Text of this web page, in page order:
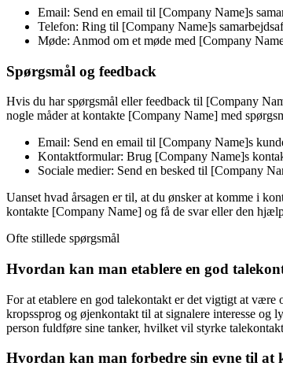
Email: Send en email til [Company Name]s
Telefon: Ring til [Company Name]s
Møde: Anmod om et møde med [Company
Spørgsmål og feedback
Hvis du har spørgsmål eller feedback til [Company
nogle måder at kontakte [Company Name] med
Email: Send en email til [Company Name]s
Kontaktformular: Brug [Company Name]s
Sociale medier: Send en besked til [Company
Uanset hvad årsagen er til, at du ønsker at komme i
kontakte [Company Name] og få de svar eller den
Ofte stillede spørgsmål
Hvordan kan man etablere en god
For at etablere en god talekontakt er det vigtigt at
kropssprog og øjenkontakt til at signalere interesse og
person fuldføre sine tanker, hvilket vil styrke
Hvordan kan man forbedre sin evne til at